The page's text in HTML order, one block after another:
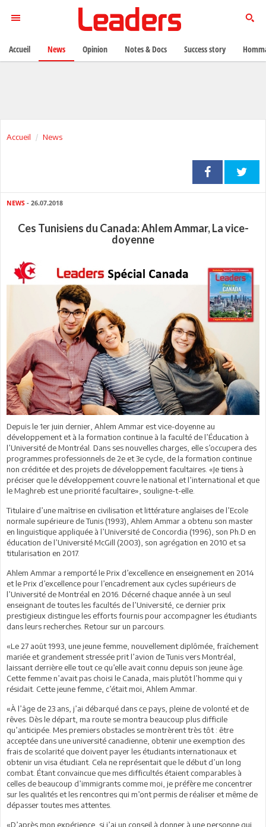
Accueil News
NEWS - 26.07.2018
Ces Tunisiens du Canada: Ahlem Ammar, La vice-
doyenne
Depuis le 1er juin dernier, Ahlem Ammar est vice-doyenne au
développement et à la formation continue à la faculté de l’Éducation à
l’Université de Montréal. Dans ses nouvelles charges, elle s’occupera des
programmes professionnels de 2e et 3e cycle, de la formation continue
non créditée et des projets de développement facultaires. «Je tiens à
préciser que le développement couvre le national et l’international et que
le Maghreb est une priorité facultaire», souligne-t-elle.
Titulaire d’une maîtrise en civilisation et littérature anglaises de l’Ecole
normale supérieure de Tunis (1993), Ahlem Ammar a obtenu son master
en linguistique appliquée à l’Université de Concordia (1996), son Ph.D en
éducation de l’Université McGill (2003), son agrégation en 2010 et sa
titularisation en 2017.
Ahlem Ammar a remporté le Prix d’excellence en enseignement en 2014
et le Prix d’excellence pour l’encadrement aux cycles supérieurs de
l’Université de Montréal en 2016. Décerné chaque année à un seul
enseignant de toutes les facultés de l’Université, ce dernier prix
prestigieux distingue les efforts fournis pour accompagner les étudiants
dans leurs recherches. Retour sur un parcours.
«Le 27 août 1993, une jeune femme, nouvellement diplômée, fraîchement
mariée et grandement stressée prit l’avion de Tunis vers Montréal,
laissant derrière elle tout ce qu’elle avait connu depuis son jeune âge.
Cette femme n’avait pas choisi le Canada, mais plutôt l’homme qui y
résidait. Cette jeune femme, c’était moi, Ahlem Ammar.
«À l’âge de 23 ans, j’ai débarqué dans ce pays, pleine de volonté et de
rêves. Dès le départ, ma route se montra beaucoup plus difficile
qu’anticipée. Mes premiers obstacles se montrèrent très tôt : être
acceptée dans une université canadienne, obtenir une exemption des
frais de scolarité que doivent payer les étudiants internationaux et
obtenir un visa étudiant. Cela ne représentait que le début d’un long
combat. Étant convaincue que mes difficultés étaient comparables à
celles de beaucoup d’immigrants comme moi, je préfère me concentrer
sur les qualités et les rencontres qui m’ont permis de réaliser et même de
dépasser toutes mes attentes.
«D’après mon expérience, si j’ai un conseil à donner à une personne qui
Accueil News Opinion Notes & Docs Success story